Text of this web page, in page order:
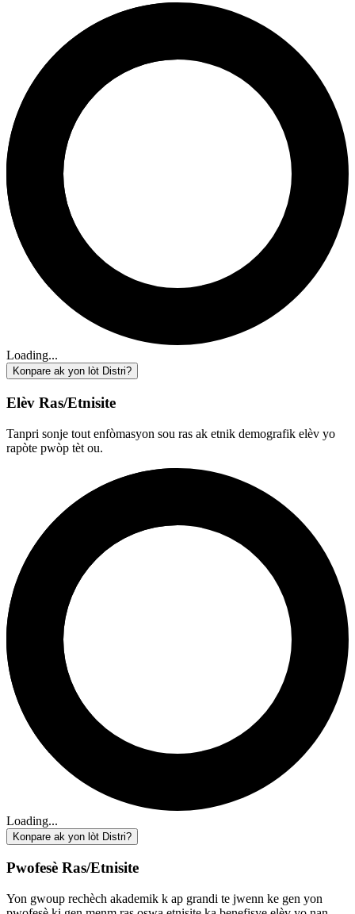
Loading...
Konpare ak yon lòt Distri?
Elèv Ras/Etnisite
Tanpri sonje tout enfòmasyon sou ras ak etnik demografik elèv yo
rapòte pwòp tèt ou.
Loading...
Konpare ak yon lòt Distri?
Pwofesè Ras/Etnisite
Yon gwoup rechèch akademik k ap grandi te jwenn ke gen yon